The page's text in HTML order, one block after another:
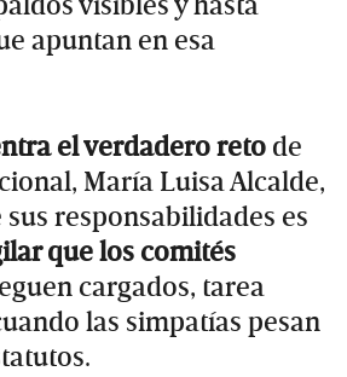
apuntan en esa
el verdadero reto de
María Luisa Alcalde,
responsabilidades es
que los comités
cargados, tarea
las simpatías pesan